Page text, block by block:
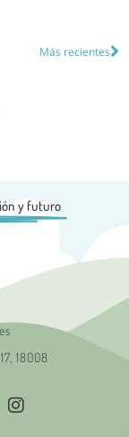
Más recientes
y futuro
18008